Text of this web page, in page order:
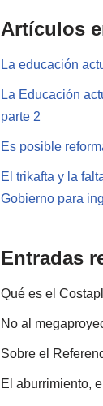
Artículos
La educación
La Educación
parte 2
Es posible
El trikafta y la
Gobierno para
Entradas
Qué es el
No al
Sobre el
El aburrimiento,